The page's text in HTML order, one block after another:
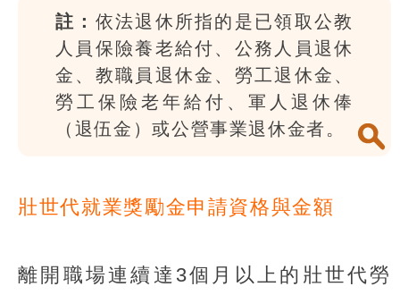
註： 依法退休所指的是已領取公教
人員保險養老給付、公務人員退休
金、教職員退休金、勞工退休金、
勞工保險老年給付、軍人退休俸
（退伍金）或公營事業退休金者。
壯世代就業獎勵金申請資格與金額
離開職場連續達3個月以上的壯世代勞